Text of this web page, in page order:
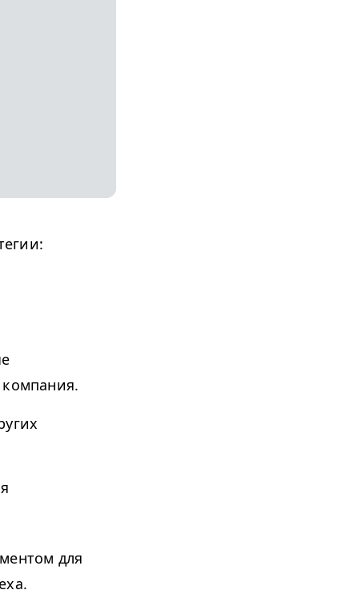
для